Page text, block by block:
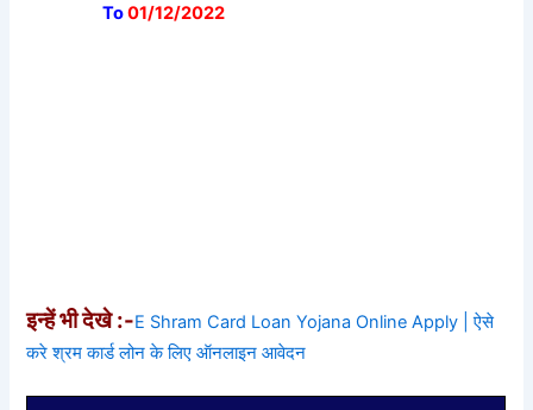
To01/12/2022
इन्हें भी देखे :-E Shram Card Loan Yojana Online Apply | ऐसे
करे श्रम कार्ड लोन के लिए ऑनलाइन आवेदन